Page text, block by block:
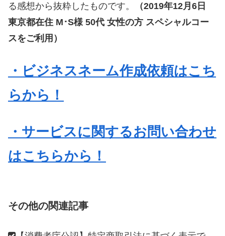
る感想から抜粋したものです。
（2019年12月6日
東京都在住 M･S様 50代 女性の方 スペシャルコー
スをご利用）
・ビジネスネーム作成依頼はこち
らから！
・サービスに関するお問い合わせ
はこちらから！
その他の関連記事